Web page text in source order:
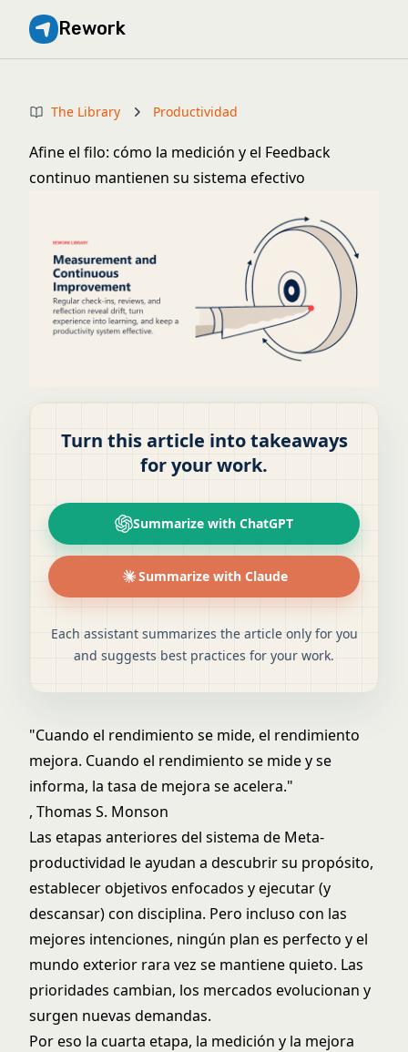
Rework
The Library Productividad
Afine el filo: cómo la medición y el Feedback
continuo mantienen su sistema efectivo
Turn this article into takeaways
for your work.
Summarize with ChatGPT
Summarize with Claude
Each assistant summarizes the article only for you
and suggests best practices for your work.
"Cuando el rendimiento se mide, el rendimiento
mejora. Cuando el rendimiento se mide y se
informa, la tasa de mejora se acelera."
, Thomas S. Monson
Las etapas anteriores del sistema de Meta-
productividad le ayudan a descubrir su propósito,
establecer objetivos enfocados y ejecutar (y
descansar) con disciplina. Pero incluso con las
mejores intenciones, ningún plan es perfecto y el
mundo exterior rara vez se mantiene quieto. Las
prioridades cambian, los mercados evolucionan y
surgen nuevas demandas.
Por eso la cuarta etapa, la medición y la mejora